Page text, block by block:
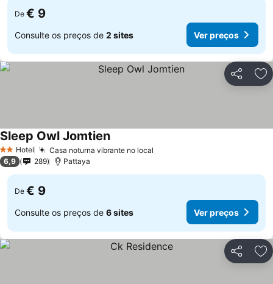
De € 9
Consulte os preços de 2 sites Ver preços
Partilhar
2 Estrelas
Hotel Casa noturna vibrante no local
Sleep Owl Jomtien
6,9 289 Pattaya
De € 9
Consulte os preços de 6 sites Ver preços
Partilhar